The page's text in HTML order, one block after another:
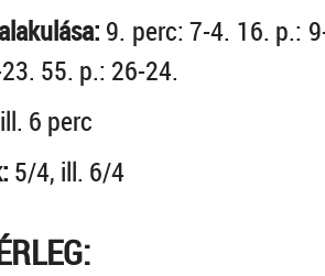
9. perc: 7-4. 16. p.:
55. p.: 26-24.
6 perc
5/4, ill. 6/4